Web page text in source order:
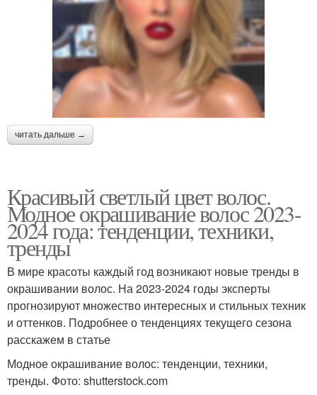
читать дальше →
Красивый светлый цвет волос.
Модное окрашивание волос 2023-
2024 года: тенденции, техники,
тренды
В мире красоты каждый год возникают новые тренды в
окрашивании волос. На 2023-2024 годы эксперты
прогнозируют множество интересных и стильных техник
и оттенков. Подробнее о тенденциях текущего сезона
расскажем в статье
Модное окрашивание волос: тенденции, техники,
тренды. Фото: shutterstock.com